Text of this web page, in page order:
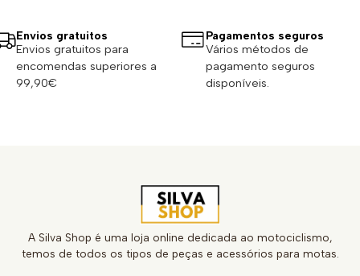
Envios gratuitos
Envios gratuitos para
encomendas superiores a
99,90€
Pagamentos seguros
Vários métodos de
pagamento seguros
disponíveis.
A Silva Shop é uma loja online dedicada ao motociclismo,
temos de todos os tipos de peças e acessórios para motas.